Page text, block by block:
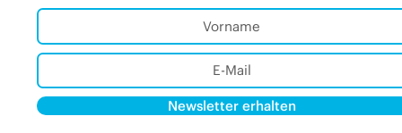
Newsletter erhalten